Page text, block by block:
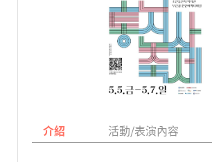
介紹 活動/表演內容